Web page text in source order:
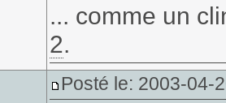
... comme un
2.
Posté le: 2003-04-